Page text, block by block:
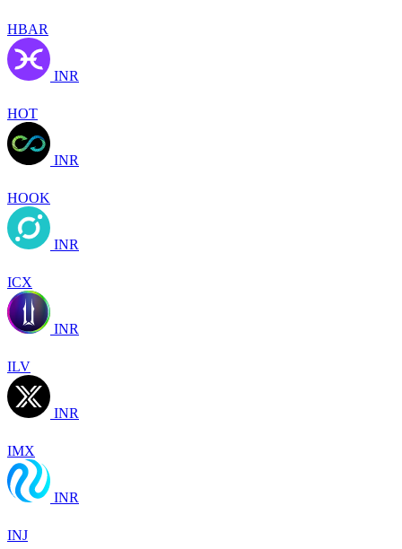
HBAR
INR
HOT
INR
HOOK
INR
ICX
INR
ILV
INR
IMX
INR
INJ